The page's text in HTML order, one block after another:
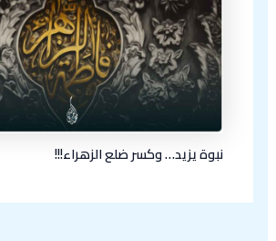
نبوة يزيد… وكسر ضلع الزهراء!!!